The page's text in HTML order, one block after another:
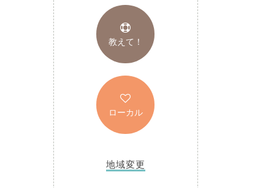
教えて！
ローカル
地域変更